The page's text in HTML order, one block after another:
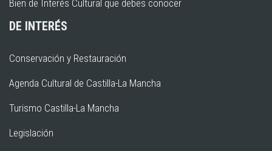
Bien de Interés Cultural que debes conocer
DE INTERÉS
Conservación y Restauración
Agenda Cultural de Castilla-La Mancha
Turismo Castilla-La Mancha
Legislación